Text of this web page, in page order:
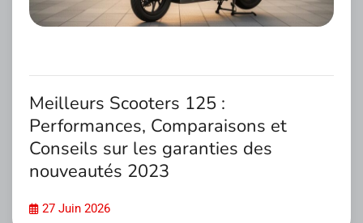
Meilleurs Scooters 125 :
Performances, Comparaisons et
Conseils sur les garanties des
nouveautés 2023
27 Juin 2026